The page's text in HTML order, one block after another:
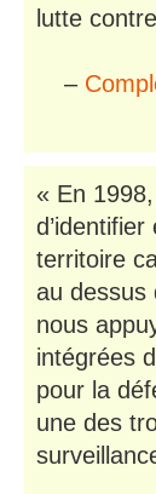
lutte
–
« En
territoire
au dessus
nous
intégrées
pour la
une des